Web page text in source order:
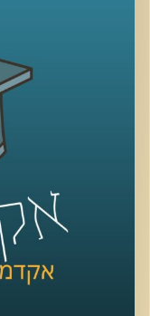
בשיחה עם ד"ר אביב
למשפטים ומומחה
החוקית והמוסרית
של תחום האתיקה עם
לשיחה עם ד"ר אביב
לשיחה עם ד"ר אביב
המלאכותית – לחצו
קרדיט תמונות: